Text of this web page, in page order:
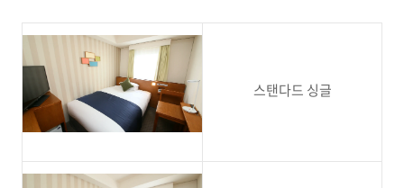
스탠다드 싱글